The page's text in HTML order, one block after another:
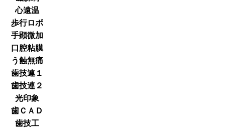
心遠温
歩行ロボ
手顕微加
口腔粘膜
う蝕無痛
歯技連１
歯技連２
光印象
歯ＣＡＤ
歯技工